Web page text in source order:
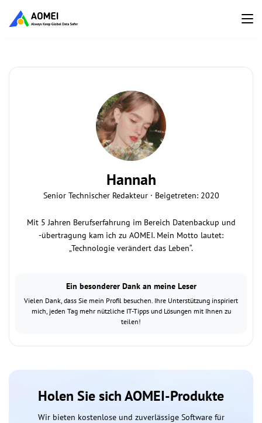
Hannah
Senior Technischer Redakteur · Beigetreten: 2020
Mit 5 Jahren Berufserfahrung im Bereich Datenbackup und
-übertragung kam ich zu AOMEI. Mein Motto lautet:
„Technologie verändert das Leben“.
Ein besonderer Dank an meine Leser
Vielen Dank, dass Sie mein Profil besuchen. Ihre Unterstützung inspiriert
mich, jeden Tag mehr nützliche IT-Tipps und Lösungen mit Ihnen zu
teilen!
Holen Sie sich AOMEI-Produkte
Wir bieten kostenlose und zuverlässige Software für